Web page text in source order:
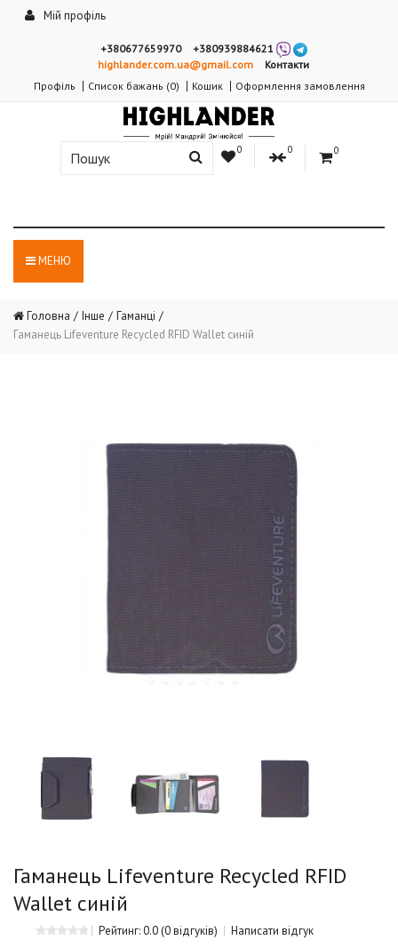
Мій профіль
+380677659970
+380939884621
highlander.com.ua@gmail.com
Контакти
Профіль
Список бажань (0) Кошик Оформлення замовлення
0 0 0
МЕНЮ
Головна Інше
Гаманці
Гаманець Lifeventure Recycled RFID Wallet синій
Гаманець Lifeventure Recycled RFID
Wallet синій
Рейтинг: 0.0(0 відгуків) Написати відгук